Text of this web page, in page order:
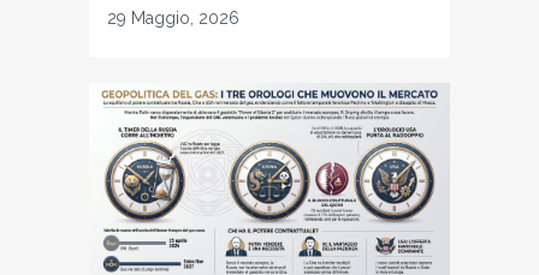
29 Maggio, 2026